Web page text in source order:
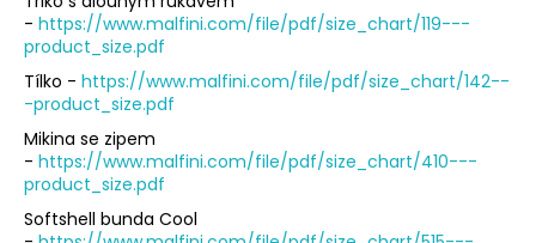
- https://www.malfini.com/file/pdf/size_chart/119---
product_size.pdf
Tílko - https://www.malfini.com/file/pdf/size_chart/142--
-product_size.pdf
Mikina se zipem
- https://www.malfini.com/file/pdf/size_chart/410---
product_size.pdf
Softshell bunda Cool
t
ř
e
b
u
j
e